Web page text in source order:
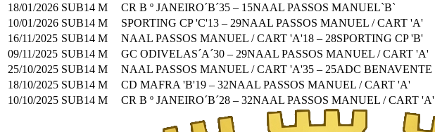
18/01/2026 SUB14 M CR B º JANEIRO´B´35 – 15NAAL PASSOS MANUEL`B`
10/01/2026 SUB14 M SPORTING CP 'C'13 – 29NAAL PASSOS MANUEL / CART 'A'
16/11/2025 SUB14 M NAAL PASSOS MANUEL / CART 'A'18 – 28SPORTING CP 'B'
09/11/2025 SUB14 M GC ODIVELAS´A´30 – 29NAAL PASSOS MANUEL / CART 'A'
25/10/2025 SUB14 M NAAL PASSOS MANUEL / CART 'A'35 – 25ADC BENAVENTE
18/10/2025 SUB14 M CD MAFRA 'B'19 – 32NAAL PASSOS MANUEL / CART 'A'
10/10/2025 SUB14 M CR B º JANEIRO´B´28 – 32NAAL PASSOS MANUEL / CART 'A'